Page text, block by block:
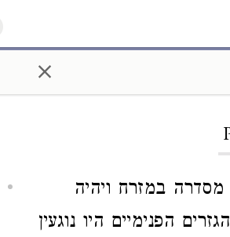
×
במזרח ויהיה
הפנימיים היו נוגעין